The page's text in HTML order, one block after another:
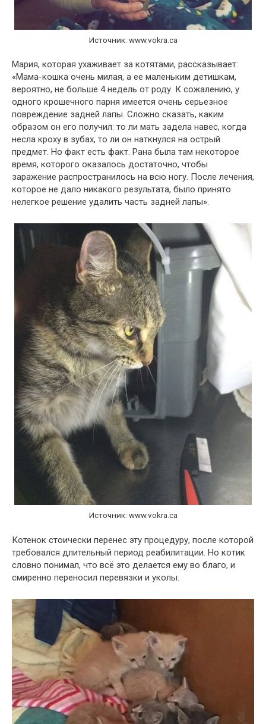
Источник: www.vokra.ca
Мария, которая ухаживает за котятами, рассказывает:
«Мама-кошка очень милая, а ее маленьким детишкам,
вероятно, не больше 4 недель от роду. К сожалению, у
одного крошечного парня имеется очень серьезное
повреждение задней лапы. Сложно сказать, каким
образом он его получил: то ли мать задела навес, когда
несла кроху в зубах, то ли он наткнулся на острый
предмет. Но факт есть факт. Рана была там некоторое
время, которого оказалось достаточно, чтобы
заражение распространилось на всю ногу. После лечения,
которое не дало никакого результата, было принято
нелегкое решение удалить часть задней лапы».
Источник: www.vokra.ca
Котенок стоически перенес эту процедуру, после которой
требовался длительный период реабилитации. Но котик
словно понимал, что всё это делается ему во благо, и
смиренно переносил перевязки и уколы.